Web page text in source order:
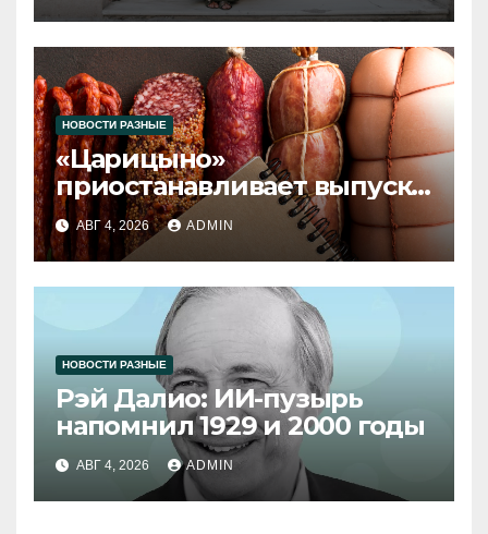
НОВОСТИ РАЗНЫЕ
«Царицыно»
приостанавливает выпуск
продукции
АВГ 4, 2026 ADMIN
НОВОСТИ РАЗНЫЕ
Рэй Далио: ИИ-пузырь
напомнил 1929 и 2000 годы
АВГ 4, 2026 ADMIN